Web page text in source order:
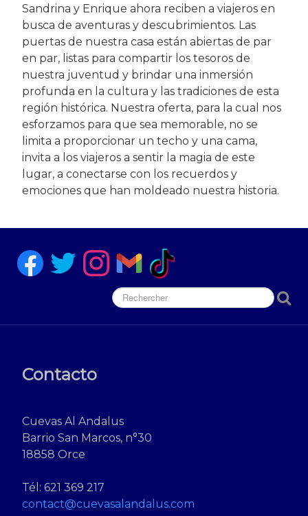
Sandrina y Enrique ahora reciben a viajeros en
busca de aventuras y descubrimientos. Las
puertas de nuestra casa están abiertas de par
en par, listas para compartir los tesoros de
nuestra juventud y brindar una inmersión
profunda en la cultura y las tradiciones de esta
región histórica. Nuestra oferta, para la cual nos
esforzamos para que sea memorable, no se
limita a proporcionar un techo y una cama,
invita a los viajeros a sentir la magia de este
lugar, a conectarse con los recuerdos y
emociones que han moldeado nuestra historia.
Contacto
Cuevas Al Andalus
Barrio San Marcos, n°30
18858 Orce
Tél: 621 369 217
contact@cuevasalandalus.com